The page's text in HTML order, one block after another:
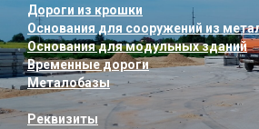
Дороги из крошки
Основания для сооружений из
Основания для модульных зданий
Временные дороги
Металобазы
Реквизиты